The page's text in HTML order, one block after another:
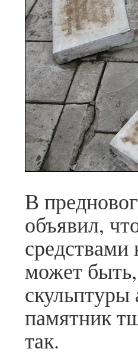
В
объявил,
средствами
может
памятник
так.